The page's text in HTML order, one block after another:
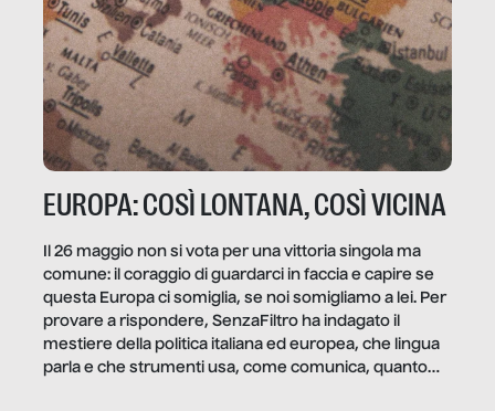
EUROPA: COSÌ LONTANA, COSÌ VICINA
Il 26 maggio non si vota per una vittoria singola ma
comune: il coraggio di guardarci in faccia e capire se
questa Europa ci somiglia, se noi somigliamo a lei. Per
provare a rispondere, SenzaFiltro ha indagato il
mestiere della politica italiana ed europea, che lingua
parla e che strumenti usa, come comunica, quanto